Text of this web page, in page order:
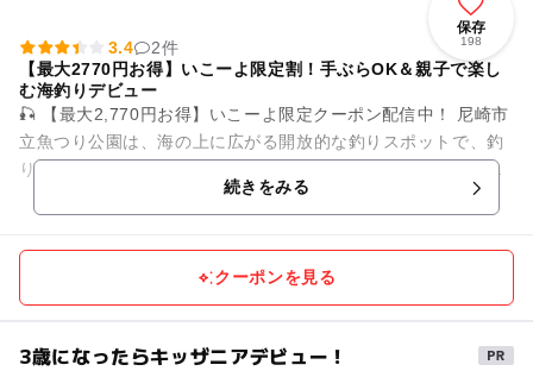
保存
198
3.4
2件
【最大2770円お得】いこーよ限定割！手ぶらOK＆親子で楽し
む海釣りデビュー
🎣 【最大2,770円お得】いこーよ限定クーポン配信中！ 尼崎市
立魚つり公園は、海の上に広がる開放的な釣りスポットで、釣
り初心者やお子さま連れのファミリーにも人気の海釣り施設で
続きをみる
クーポンを見る
3歳になったらキッザニアデビュー！